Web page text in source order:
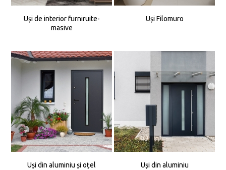
Uși de interior furniruite-
masive
Uși Filomuro
Uși din aluminiu și oțel Uși din aluminiu